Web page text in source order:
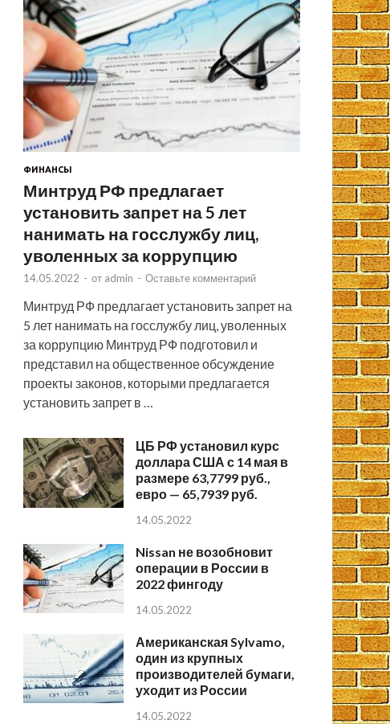
ФИНАНСЫ
Минтруд РФ предлагает
установить запрет на 5 лет
нанимать на госслужбу лиц,
уволенных за коррупцию
14.05.2022 - от admin - Оставьте комментарий
Минтруд РФ предлагает установить запрет на
5 лет нанимать на госслужбу лиц, уволенных
за коррупцию Минтруд РФ подготовил и
представил на общественное обсуждение
проекты законов, которыми предлагается
установить запрет в …
ЦБ РФ установил курс
доллара США с 14 мая в
размере 63,7799 руб.,
евро — 65,7939 руб.
14.05.2022
Nissan не возобновит
операции в России в
2022 фингоду
14.05.2022
Американская Sylvamo,
один из крупных
производителей бумаги,
уходит из России
14.05.2022